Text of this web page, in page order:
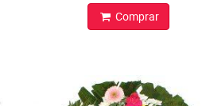
Comprar